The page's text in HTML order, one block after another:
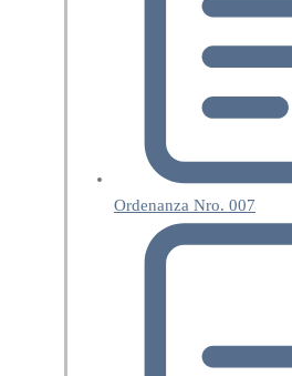
Ordenanza Nro. 007